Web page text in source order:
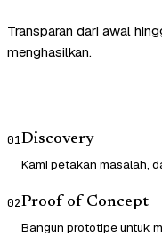
Transparan dari awal
menghasilkan.
01Discovery
Kami petakan masalah,
02Proof of Concept
Bangun prototipe untuk